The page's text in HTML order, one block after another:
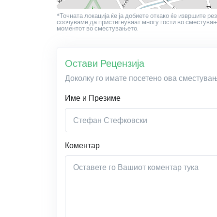
*Точната локација ќе ја добиете откако ќе извршите
соочуваме да пристигнуваат многу гости во
моментот во сместувањето.
Остави Рецензија
Доколку го имате посетено ова
Име и Презиме
Коментар